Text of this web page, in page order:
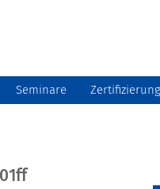
Seminare Zertifizierung